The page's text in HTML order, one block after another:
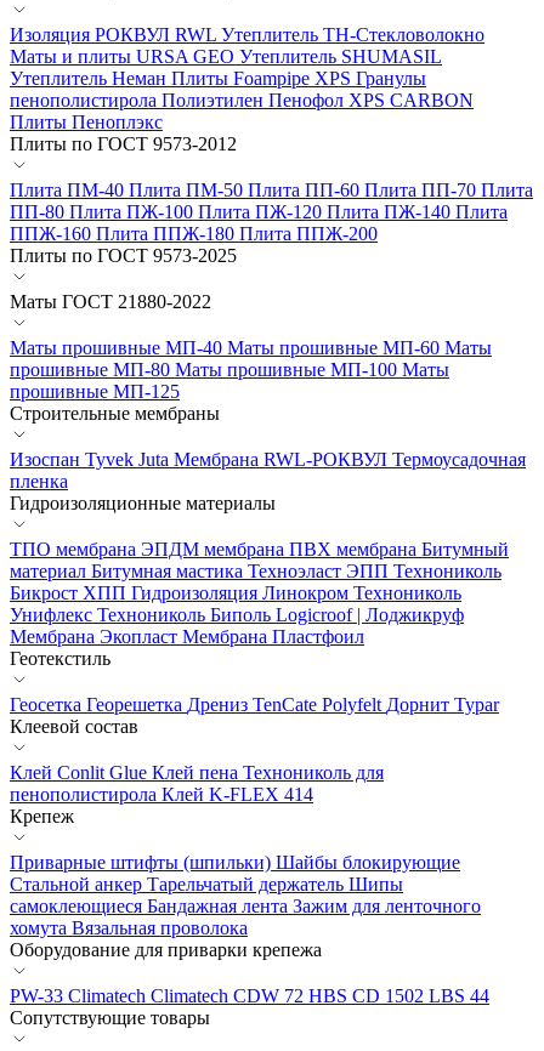
Изоляция РОКВУЛ RWL Утеплитель ТН-Стекловолокно
Маты и плиты URSA GEO Утеплитель SHUMASIL
Утеплитель Неман Плиты Foampipe XPS Гранулы
пенополистирола Полиэтилен Пенофол XPS CARBON
Плиты Пеноплэкс
Плиты по ГОСТ 9573-2012
Плита ПМ-40 Плита ПМ-50 Плита ПП-60 Плита ПП-70 Плита
ПП-80 Плита ПЖ-100 Плита ПЖ-120 Плита ПЖ-140 Плита
ППЖ-160 Плита ППЖ-180 Плита ППЖ-200
Плиты по ГОСТ 9573-2025
Маты ГОСТ 21880-2022
Маты прошивные МП-40 Маты прошивные МП-60 Маты
прошивные МП-80 Маты прошивные МП-100 Маты
прошивные МП-125
Строительные мембраны
Изоспан Tyvek Juta Мембрана RWL-РОКВУЛ Термоусадочная
пленка
Гидроизоляционные материалы
ТПО мембрана ЭПДМ мембрана ПВХ мембрана Битумный
материал Битумная мастика Техноэласт ЭПП Технониколь
Бикрост ХПП Гидроизоляция Линокром Технониколь
Унифлекс Технониколь Биполь Logicroof | Лоджикруф
Мембрана Экопласт Мембрана Пластфоил
Геотекстиль
Геосетка Георешетка Дрениз TenCate Polyfelt Дорнит Typar
Клеевой состав
Клей Conlit Glue Клей пена Технониколь для
пенополистирола Клей K-FLEX 414
Крепеж
Приварные штифты (шпильки) Шайбы блокирующие
Стальной анкер Тарельчатый держатель Шипы
самоклеющиеся Бандажная лента Зажим для ленточного
хомута Вязальная проволока
Оборудование для приварки крепежа
PW-33 Climatech Climatech CDW 72 HBS CD 1502 LBS 44
Сопутствующие товары